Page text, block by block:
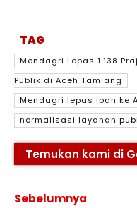
TAG
Mendagri Lepas 1.138
Publik di Aceh Tamiang
Mendagri lepas ipdn ke
normalisasi layanan
Temukan kami di
Sebelumnya